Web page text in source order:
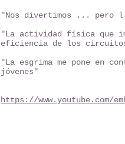
"Nos divertimos ... pero
"La actividad física que
eficiencia de los
"La esgrima me pone en
jóvenes"
https://www.youtube.com/